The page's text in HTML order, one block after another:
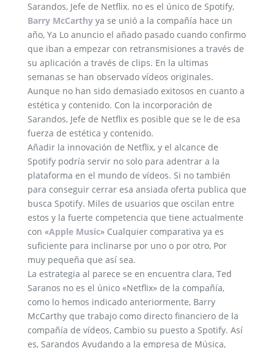
Sarandos, Jefe de Netflix. no es el único de Spotify,
Barry McCarthy ya se unió a la compañía hace un
año, Ya Lo anuncio el añado pasado cuando confirmo
que iban a empezar con retransmisiones a través de
su aplicación a través de clips. En la ultimas
semanas se han observado vídeos originales.
Aunque no han sido demasiado exitosos en cuanto a
estética y contenido. Con la incorporación de
Sarandos, Jefe de Netflix es posible que se le de esa
fuerza de estética y contenido.
Añadir la innovación de Netflix, y el alcance de
Spotify podría servir no solo para adentrar a la
plataforma en el mundo de vídeos. Si no también
para conseguir cerrar esa ansiada oferta publica que
busca Spotify. Miles de usuarios que oscilan entre
estos y la fuerte competencia que tiene actualmente
con «Apple Music» Cualquier comparativa ya es
suficiente para inclinarse por uno o por otro, Por
muy pequeña que así sea.
La estrategia al parece se en encuentra clara, Ted
Saranos no es el único «Netflix» de la compañía,
como lo hemos indicado anteriormente, Barry
McCarthy que trabajo como directo financiero de la
compañía de vídeos, Cambio su puesto a Spotify. Así
es, Sarandos Ayudando a la empresa de Música,